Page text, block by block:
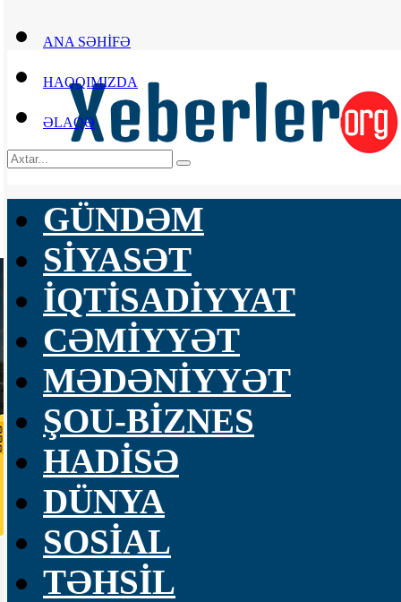
ANA SƏHİFƏ
HAQQIMIZDA
ƏLAQƏ
GÜNDƏM
SİYASƏT
İQTİSADİYYAT
CƏMİYYƏT
MƏDƏNİYYƏT
ŞOU-BİZNES
HADİSƏ
DÜNYA
SOSİAL
TƏHSİL